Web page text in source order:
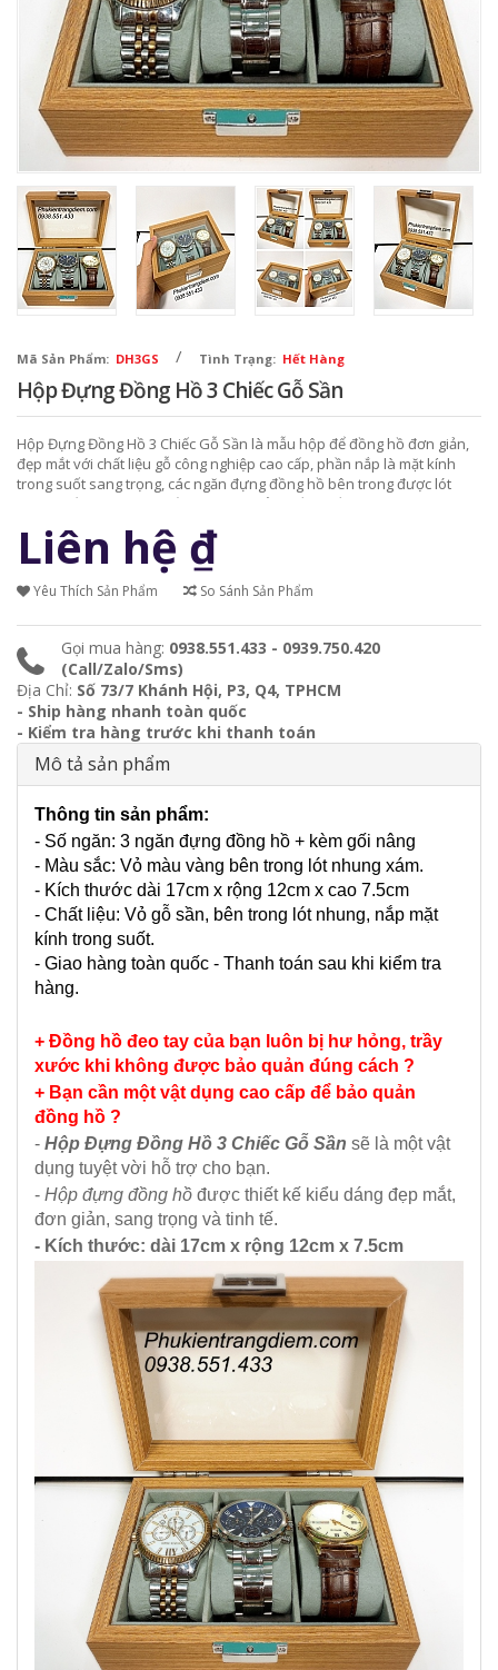
Mã Sản Phẩm: DH3GS / Tình Trạng: Hết Hàng
Hộp Đựng Đồng Hồ 3 Chiếc Gỗ Sần
Hộp Đựng Đồng Hồ 3 Chiếc Gỗ Sần là mẫu hộp để đồng hồ đơn giản,
đẹp mắt với chất liệu gỗ công nghiệp cao cấp, phần nắp là mặt kính
trong suốt sang trọng, các ngăn đựng đồng hồ bên trong được lót
nhung mềm mịn tránh trầy xước hư hỏng đồng hồ.
Liên hệ ₫
Yêu Thích Sản Phẩm So Sánh Sản Phẩm
Gọi mua hàng: 0938.551.433 - 0939.750.420
(Call/Zalo/Sms)
Địa Chỉ: Số 73/7 Khánh Hội, P3, Q4, TPHCM
- Ship hàng nhanh toàn quốc
- Kiểm tra hàng trước khi thanh toán
Mô tả sản phẩm
Thông tin sản phẩm:
- Số ngăn: 3 ngăn đựng đồng hồ + kèm gối nâng
- Màu sắc: Vỏ màu vàng bên trong lót nhung xám.
- Kích thước dài 17cm x rộng 12cm x cao 7.5cm
- Chất liệu: Vỏ gỗ sần, bên trong lót nhung, nắp mặt
kính trong suốt.
- Giao hàng toàn quốc - Thanh toán sau khi kiểm tra
hàng.
+ Đồng hồ đeo tay của bạn luôn bị hư hỏng, trầy
xước khi không được bảo quản đúng cách ?
+ Bạn cần một vật dụng cao cấp để bảo quản
đồng hồ ?
- Hộp Đựng Đồng Hồ 3 Chiếc Gỗ Sần sẽ là một vật
dụng tuyệt vời hỗ trợ cho bạn.
- Hộp đựng đồng hồ được thiết kế kiểu dáng đẹp mắt,
đơn giản, sang trọng và tinh tế.
- Kích thước: dài 17cm x rộng 12cm x 7.5cm